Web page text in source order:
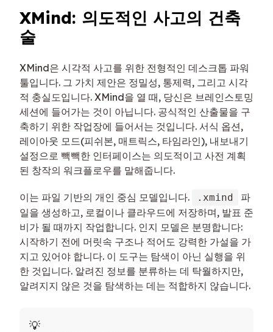
XMind: 의도적인 사고의 건축
술
XMind은 시각적 사고를 위한 전형적인 데스크톱 파워
툴입니다. 그 가치 제안은 정밀성, 통제력, 그리고 시각
적 충실도입니다. XMind을 열 때, 당신은 브레인스토밍
세션에 들어가는 것이 아닙니다. 공식적인 산출물을 구
축하기 위한 작업장에 들어서는 것입니다. 서식 옵션,
레이아웃 모드(피쉬본, 매트릭스, 타임라인), 내보내기
설정으로 빽빽한 인터페이스는 의도적이고 사전 계획
된 창작의 워크플로우를 말해줍니다.
이는 파일 기반의 개인 중심 모델입니다. .xmind
파
일을 생성하고, 로컬이나 클라우드에 저장하며, 발표 준
비가 될 때까지 작업합니다. 인지 모델은 분명합니다:
시작하기 전에 머릿속 구조나 적어도 강력한 가설을 가
지고 있어야 합니다. 이 도구는 탐색이 아닌 실행을 위
한 것입니다. 알려진 정보를 분류하는 데 탁월하지만,
알려지지 않은 것을 탐색하는 데는 적합하지 않습니다.